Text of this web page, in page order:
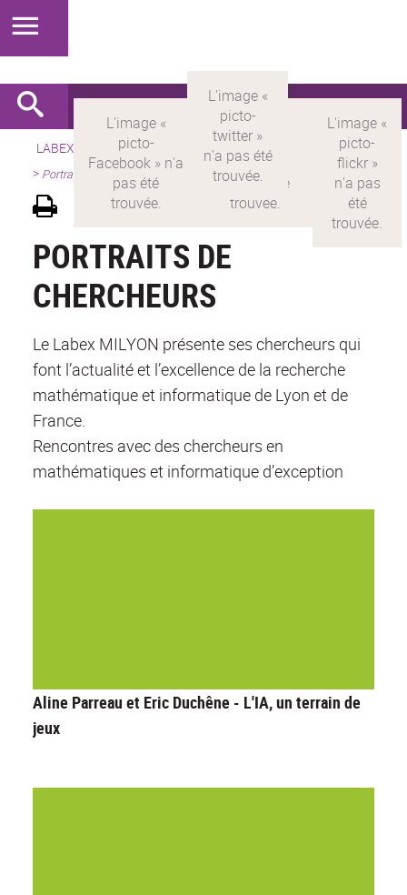
LABEX > LABEX MILYON Version française
Présentation
> Portraits de chercheurs
PORTRAITS DE
CHERCHEURS
Le Labex MILYON présente ses chercheurs qui
font l’actualité et l’excellence de la recherche
mathématique et informatique de Lyon et de
France.
Rencontres avec des chercheurs en
mathématiques et informatique d’exception
Aline Parreau et Eric Duchêne - L'IA, un terrain de
jeux